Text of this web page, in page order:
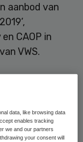
aanbod van
CAOP in
VWS.
hbo-V’ers
in de
grote vraag
data, like browsing data
enables tracking
we and our partners
your consent will